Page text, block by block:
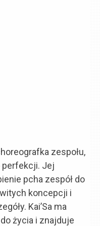
zespołu,
perfekcji. Jej
pcha zespół do
koncepcji i
Kai’Sa ma
życia i znajduje